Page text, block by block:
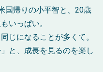
国帰りの小平智と、20歳
いっぱい。
じになることが多くて。
と、成長を見るのを楽し